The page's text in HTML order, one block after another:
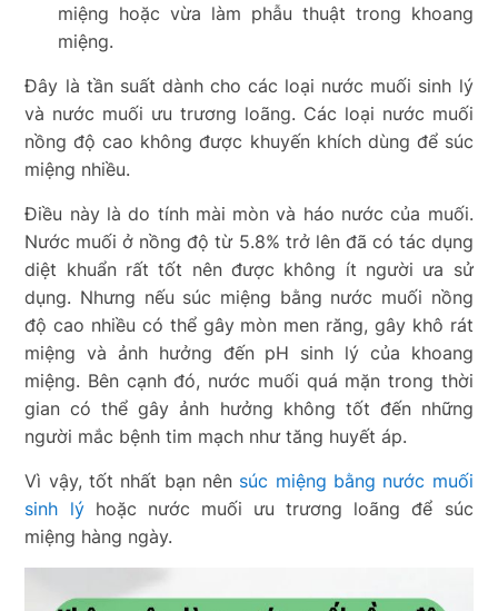
miệng hoặc vừa làm phẫu thuật trong khoang
miệng.
Đây là tần suất dành cho các loại nước muối sinh lý
và nước muối ưu trương loãng. Các loại nước muối
nồng độ cao không được khuyến khích dùng để súc
miệng nhiều.
Điều này là do tính mài mòn và háo nước của muối.
Nước muối ở nồng độ từ 5.8% trở lên đã có tác dụng
diệt khuẩn rất tốt nên được không ít người ưa sử
dụng. Nhưng nếu súc miệng bằng nước muối nồng
độ cao nhiều có thể gây mòn men răng, gây khô rát
miệng và ảnh hưởng đến pH sinh lý của khoang
miệng. Bên cạnh đó, nước muối quá mặn trong thời
gian có thể gây ảnh hưởng không tốt đến những
người mắc bệnh tim mạch như tăng huyết áp.
Vì vậy, tốt nhất bạn nên súc miệng bằng nước muối
sinh lýhoặc nước muối ưu trương loãng để súc
miệng hàng ngày.